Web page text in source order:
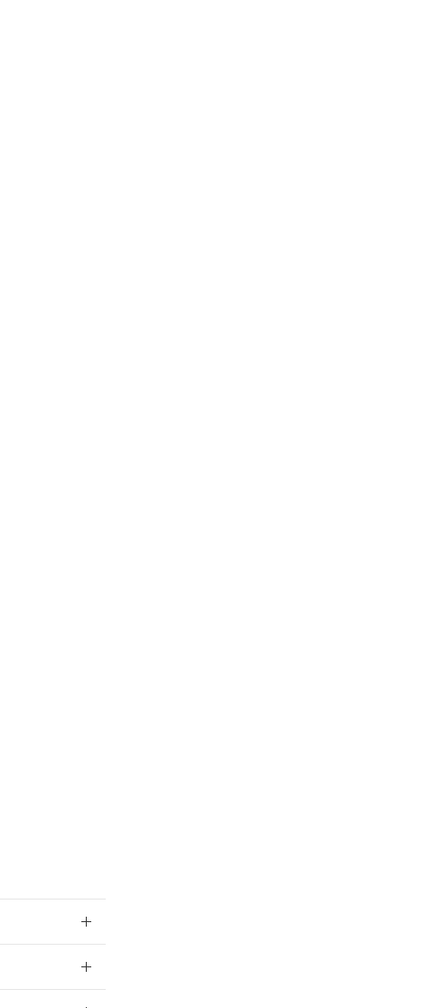
ン制御機器販売店・
さい。
ないようお願いしま
ーズにご登録され
ることをご了承くだ
のではありません。
荷製品に未対応品が
2022年1月12日よ
ぼさない年数を意
者に通知します。
合は、取り引きをい
のオムロン制御